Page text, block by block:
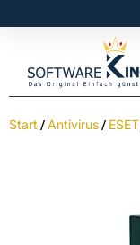
Start /Antivirus/ ESET